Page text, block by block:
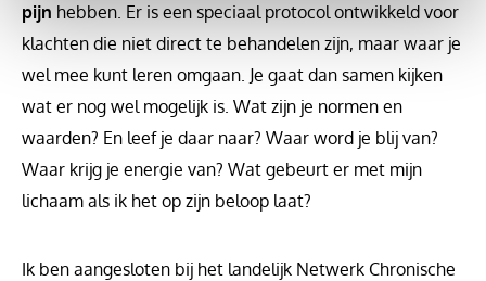
pijn hebben. Er is een speciaal protocol ontwikkeld voor
klachten die niet direct te behandelen zijn, maar waar je
wel mee kunt leren omgaan. Je gaat dan samen kijken
wat er nog wel mogelijk is. Wat zijn je normen en
waarden? En leef je daar naar? Waar word je blij van?
Waar krijg je energie van? Wat gebeurt er met mijn
lichaam als ik het op zijn beloop laat?
Ik ben aangesloten bij het landelijk Netwerk Chronische